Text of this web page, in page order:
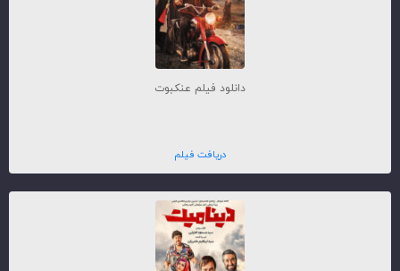
دانلود فیلم عنکبوت
دریافت فیلم